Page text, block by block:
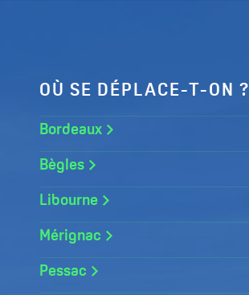
OÙ SE DÉPLACE-T-ON ?
Bordeaux
Bègles
Libourne
Mérignac
Pessac